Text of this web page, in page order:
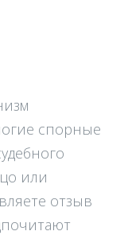
спорные
или
отзыв